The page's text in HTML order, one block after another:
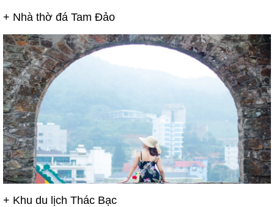
+ Nhà thờ đá Tam Đảo
+ Khu du lịch Thác Bạc